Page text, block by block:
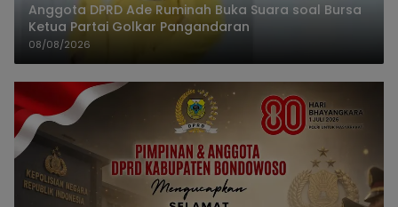
Anggota DPRD Ade Ruminah Buka Suara soal Bursa
Ketua Partai Golkar Pangandaran
08/08/2026